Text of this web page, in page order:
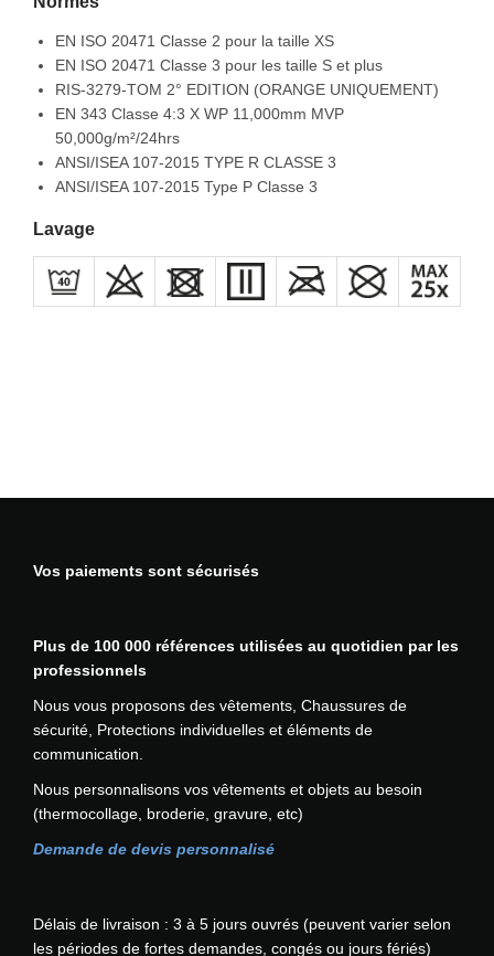
EN ISO 20471 Classe 2 pour la taille XS
EN ISO 20471 Classe 3 pour les taille S et plus
RIS-3279-TOM 2° EDITION (ORANGE UNIQUEMENT)
EN 343 Classe 4:3 X WP 11,000mm MVP
50,000g/m²/24hrs
ANSI/ISEA 107-2015 TYPE R CLASSE 3
ANSI/ISEA 107-2015 Type P Classe 3
Lavage
Vos paiements sont sécurisés
Plus de 100 000 références utilisées au quotidien par les
professionnels
Nous vous proposons des vêtements, Chaussures de
sécurité, Protections individuelles et éléments de
communication.
Nous personnalisons vos vêtements et objets au besoin
(thermocollage, broderie, gravure, etc)
Demande de devis personnalisé
Délais de livraison : 3 à 5 jours ouvrés (peuvent varier selon
les périodes de fortes demandes, congés ou jours fériés)